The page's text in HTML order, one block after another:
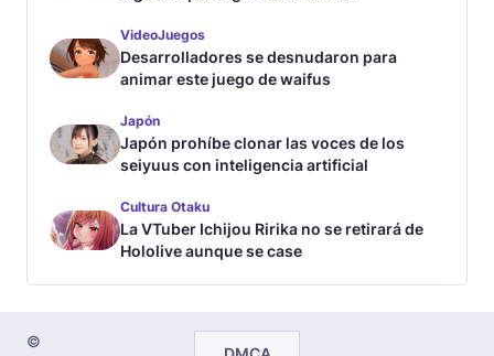
VideoJuegos
Desarrolladores se desnudaron para
animar este juego de waifus
Japón
Japón prohíbe clonar las voces de los
seiyuus con inteligencia artificial
Cultura Otaku
La VTuber Ichijou Ririka no se retirará de
Hololive aunque se case
©